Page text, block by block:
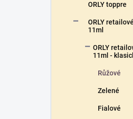
ORLY toppre
ORLY
11ml
ORLY
11ml -
Růžové
Zelené
Fialové